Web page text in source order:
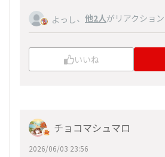
よっし、 他2人がリアクション
いいね
チョコマシュマロ
2026/06/03 23:56